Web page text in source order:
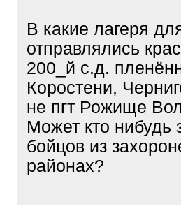
В какие лагеря
отправлялись
200_й с.д.
Коростени,
не пгт Рожище
Может кто нибудь
бойцов из
районах?